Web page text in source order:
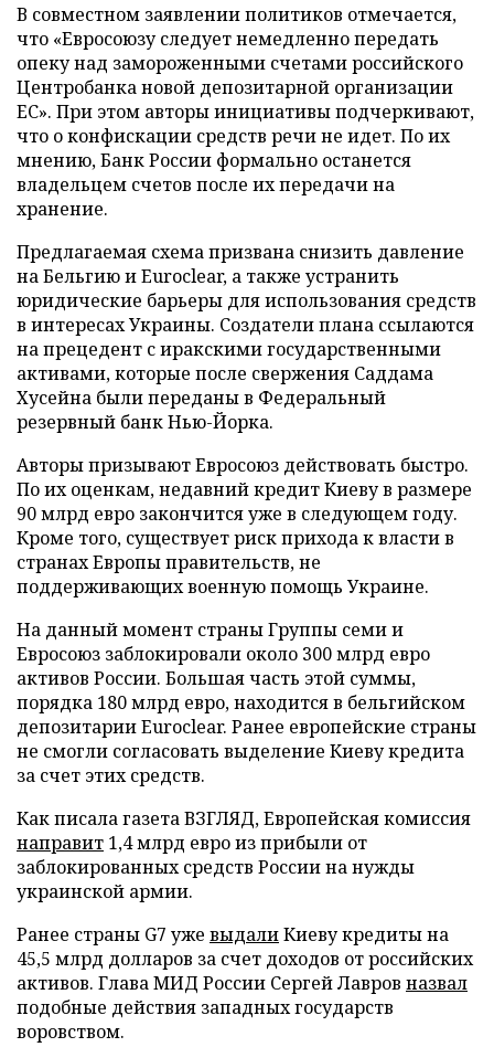
В совместном заявлении политиков отмечается,
что «Евросоюзу следует немедленно передать
опеку над замороженными счетами российского
Центробанка новой депозитарной организации
ЕС». При этом авторы инициативы подчеркивают,
что о конфискации средств речи не идет. По их
мнению, Банк России формально останется
владельцем счетов после их передачи на
хранение.
Предлагаемая схема призвана снизить давление
на Бельгию и Euroclear, а также устранить
юридические барьеры для использования средств
в интересах Украины. Создатели плана ссылаются
на прецедент с иракскими государственными
активами, которые после свержения Саддама
Хусейна были переданы в Федеральный
резервный банк Нью-Йорка.
Авторы призывают Евросоюз действовать быстро.
По их оценкам, недавний кредит Киеву в размере
90 млрд евро закончится уже в следующем году.
Кроме того, существует риск прихода к власти в
странах Европы правительств, не
поддерживающих военную помощь Украине.
На данный момент страны Группы семи и
Евросоюз заблокировали около 300 млрд евро
активов России. Большая часть этой суммы,
порядка 180 млрд евро, находится в бельгийском
депозитарии Euroclear. Ранее европейские страны
не смогли согласовать выделение Киеву кредита
за счет этих средств.
Как писала газета ВЗГЛЯД, Европейская комиссия
направит 1,4 млрд евро из прибыли от
заблокированных средств России на нужды
украинской армии.
Ранее страны G7 уже выдалиКиеву кредиты на
45,5 млрд долларов за счет доходов от российских
активов. Глава МИД России Сергей Лавров назвал
подобные действия западных государств
воровством.